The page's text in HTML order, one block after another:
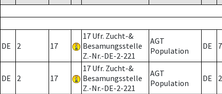
DE 2 17
17 Ufr. Zucht-&
Besamungsstelle
Z.-Nr.-DE-2-221
AGT
Population
DE 7
DE 2 17
17 Ufr. Zucht-&
Besamungsstelle
Z.-Nr.-DE-2-221
AGT
Population
DE 2